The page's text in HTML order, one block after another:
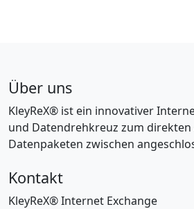
Über uns
KleyReX® ist ein innovativer
und Datendrehkreuz zum direkten
Datenpaketen zwischen
Kontakt
KleyReX® Internet Exchange